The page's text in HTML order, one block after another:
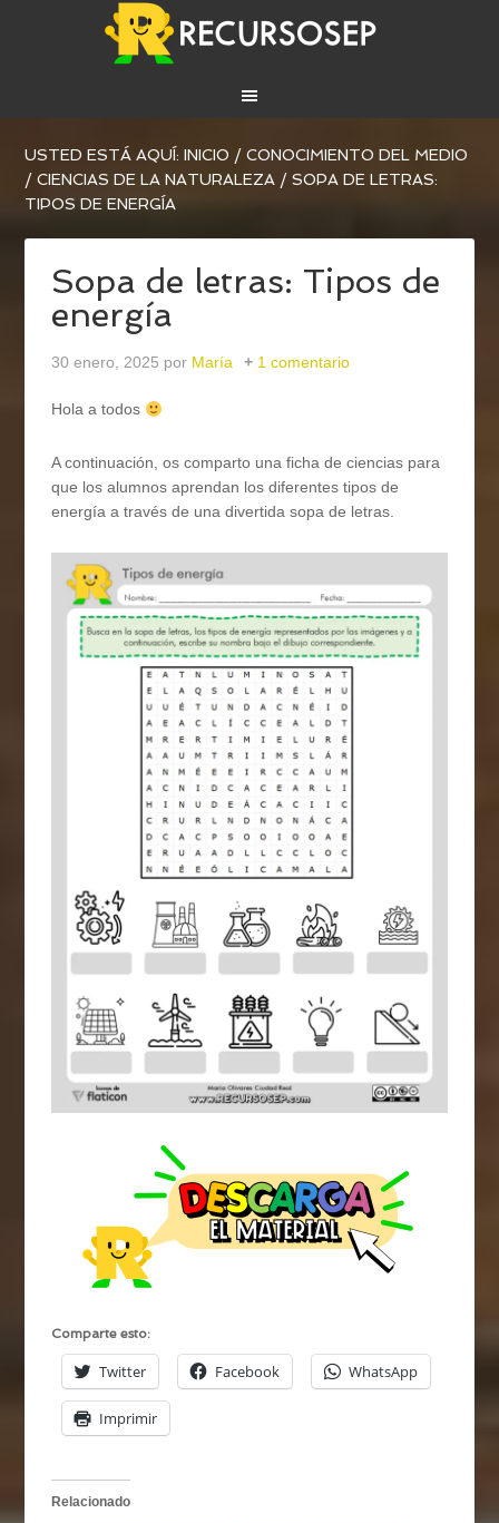
USTED ESTÁ AQUÍ:INICIO / CONOCIMIENTO DEL MEDIO
/ CIENCIAS DE LA NATURALEZA / SOPA DE LETRAS:
TIPOS DE ENERGÍA
Sopa de letras: Tipos de
energía
30 enero, 2025 por María 1 comentario
Hola a todos
A continuación, os comparto una ficha de ciencias para
que los alumnos aprendan los diferentes tipos de
energía a través de una divertida sopa de letras.
Comparte esto:
Twitter Facebook WhatsApp
Imprimir
Relacionado